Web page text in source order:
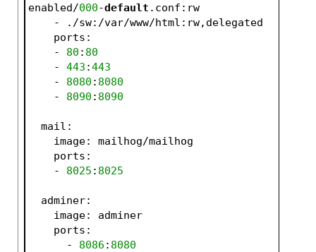
enabled/000-default .conf:rw
    - ./sw:/var/www/html:rw,delegated
    ports:
    -
80 : 80
    -
443 :443
    -
8080 : 8080
    -
8090 : 8090
  mail:
    image: mailhog/mailhog
    ports:
    -
8025 : 8025
  adminer:
    image: adminer
    ports:
      -
8086 : 8080